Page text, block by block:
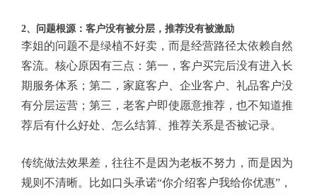
2、问题根源：客户没有被分层，推荐没有被激励
李姐的问题不是绿植不好卖，而是经营路径太依赖自然
客流。核心原因有三点：第一，客户买完后没有进入长
期服务体系；第二，家庭客户、企业客户、礼品客户没
有分层运营；第三，老客户即使愿意推荐，也不知道推
荐后有什么好处、怎么结算、推荐关系是否被记录。
传统做法效果差，往往不是因为老板不努力，而是因为
规则不清晰。比如口头承诺“你介绍客户我给你优惠”，